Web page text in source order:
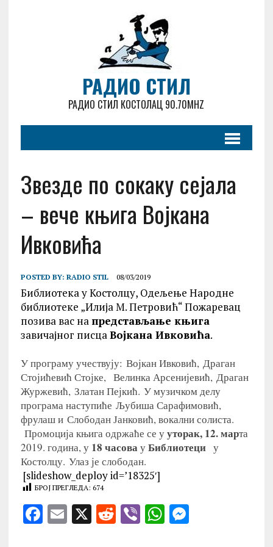
РАДИО СТИЛ
РАДИО СТИЛ КОСТОЛАЦ 90.70MHZ
Звезде по сокаку сејала
– вече књига Војкана
Ивковића
POSTED BY: RADIO STIL 08/03/2019
Библиотека у Костолцу, Одељење Народне
библиотеке „Илија М. Петровић“ Пожаревац
позива вас на представљање књига
завичајног писцаВојкана Ивковића.
У програму учествују: Војкан Ивковић, Драган
Стојићевић Стојке, Велинка Арсенијевић, Драган
Журжевић, Златан Пејкић. У музичком делу
програма наступиће Љубиша Сарафимовић,
фрулаш и Слободан Јанковић, вокални солиста.
Промоција књига одржаће се ууторак, 12. марта
2019. година, у 18 часовауБиблиотеци у
Костолцу. Улаз је слободан.
[slideshow_deploy id=’18325′]
БРОЈ ПРЕГЛЕДА: 674
F E X R V WM